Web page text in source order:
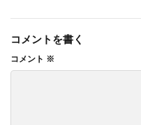
コメントを書く
コメント ※